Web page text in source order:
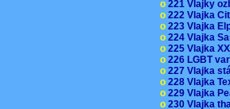
o 221 Vlajky
o 222 Vlajka
o 223 Vlajka
o 224 Vlajka
o 225 Vlajka
o 226 LGBT
o 227 Vlajka
o 228 Vlajka
o 229 Vlajka
o 230 Vlajka